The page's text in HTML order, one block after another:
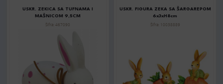
USKR. ZEKICA SA TUFNAMA I
MAŠNICOM 9,5CM
Šifra: 467090
USKR. FIGURA ZEKA SA ŠARGAREPOM
6x3xH8cm
Šifra: 10038889